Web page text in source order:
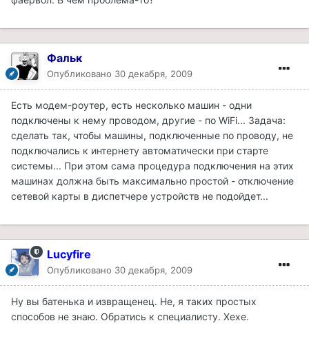
Фальк
Опубликовано 30 декабря, 2009
Есть модем-роутер, есть несколько машин - одни
подключены к нему проводом, другие - по WiFi... Задача:
сделать так, чтобы машины, подключенные по проводу, не
подключались к интернету автоматически при старте
системы... При этом сама процедура подключения на этих
машинах должна быть максимально простой - отключение
сетевой карты в диспетчере устройств не подойдет...
Lucyfire
Опубликовано 30 декабря, 2009
Ну вы батенька и извращенец. Не, я таких простых
способов не знаю. Обратись к специалисту. Хехе.